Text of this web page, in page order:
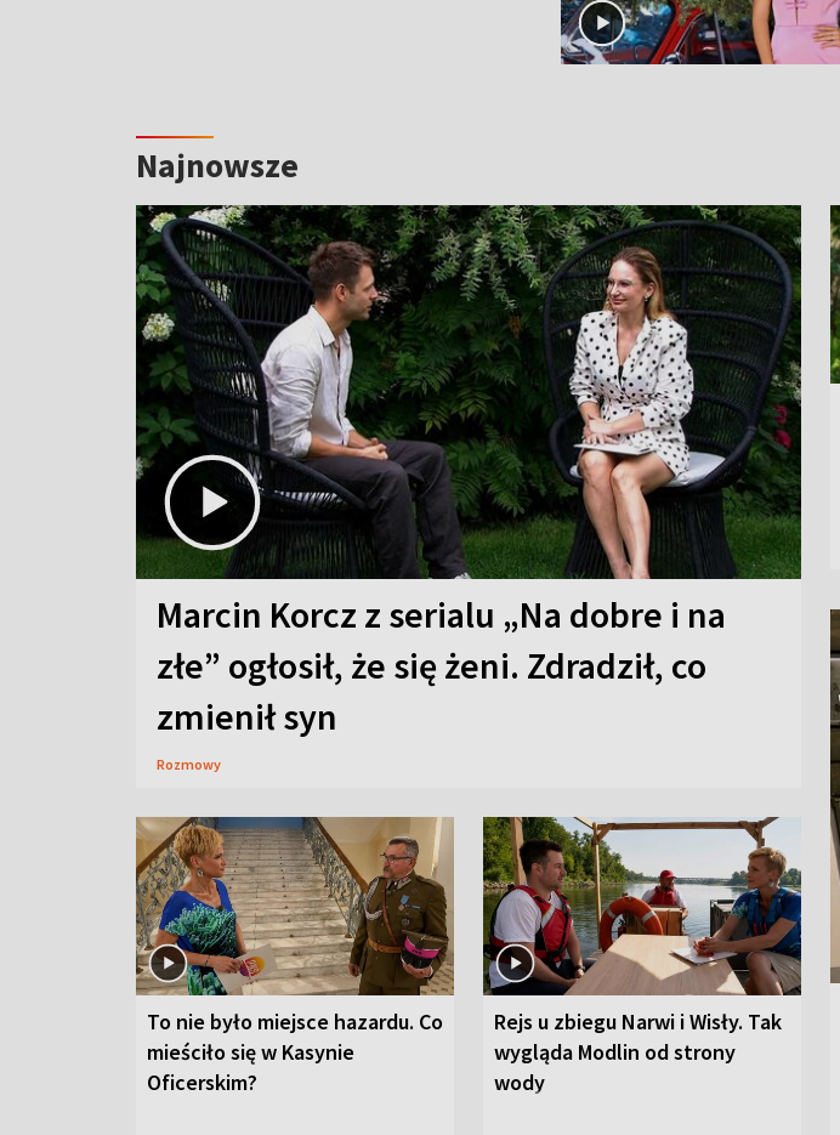
Najnowsze
Marcin Korcz z serialu „Na dobre i na
złe” ogłosił, że się żeni. Zdradził, co
zmienił syn
Rozmowy
To nie było miejsce hazardu. Co
mieściło się w Kasynie
Oficerskim?
Rejs u zbiegu Narwi i Wisły. Tak
wygląda Modlin od strony
wody